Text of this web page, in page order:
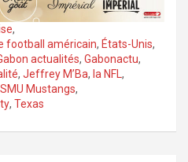
,
football américain, États-Unis,
actualités, Gabonactu,
, Jeffrey M’Ba, la NFL ,
SMU Mustangs,
, Texas